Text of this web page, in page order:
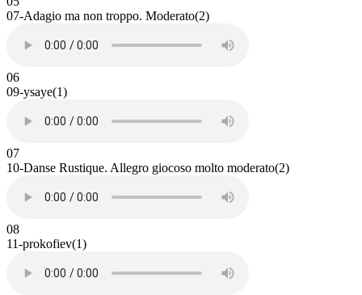
07-Adagio ma non troppo. Moderato(2)
06
09-ysaye(1)
07
10-Danse Rustique. Allegro giocoso molto moderato(2)
08
11-prokofiev(1)